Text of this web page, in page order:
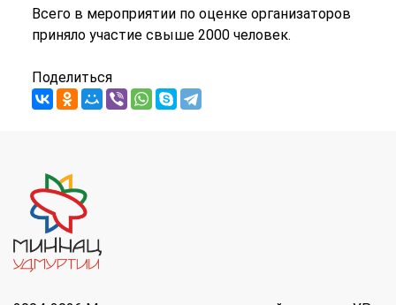
Всего в мероприятии по оценке организаторов
приняло участие свыше 2000 человек.
Поделиться